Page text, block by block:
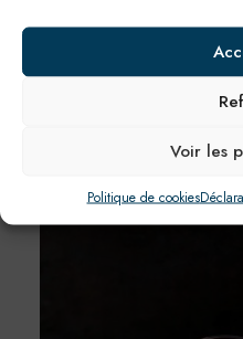
Voir les
Politique de cookies